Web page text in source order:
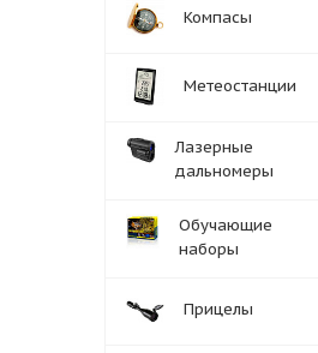
Компасы
Метеостанции
Лазерные
дальномеры
Обучающие
наборы
Прицелы